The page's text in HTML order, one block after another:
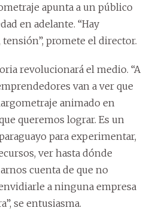
apunta a un público
en adelante. “Hay
tensión”, promete el director.
revolucionará el medio. “A
van a ver que
animado en
queremos lograr. Es un
para experimentar,
ver hasta dónde
cuenta de que no
a ninguna empresa
se entusiasma.